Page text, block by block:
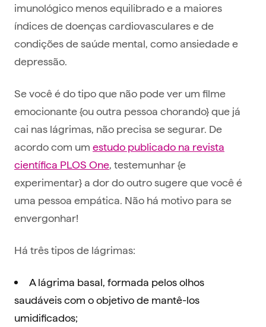
imunológico menos equilibrado e a maiores
índices de doenças cardiovasculares e de
condições de saúde mental, como ansiedade e
depressão.
Se você é do tipo que não pode ver um filme
emocionante {ou outra pessoa chorando} que já
cai nas lágrimas, não precisa se segurar. De
acordo com um estudo publicado na revista
científica PLOS One, testemunhar {e
experimentar} a dor do outro sugere que você é
uma pessoa empática. Não há motivo para se
envergonhar!
Há três tipos de lágrimas:
A lágrima basal, formada pelos olhos
saudáveis com o objetivo de mantê-los
umidificados;